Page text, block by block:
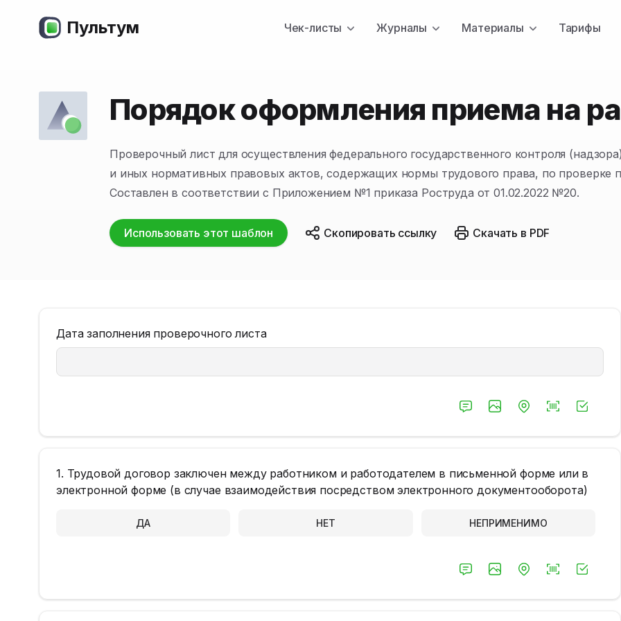
Пультум Чек-листы Журналы Материалы Тарифы
Порядок оформления приема на
Проверочный лист для осуществления федерального государственного контроля
и иных нормативных правовых актов, содержащих нормы трудового права, по проверке
Составлен в соответствии с Приложением №1 приказа Роструда от 01.02.2022 №20.
Использовать этот шаблон Скопировать ссылку Скачать в PDF
Дата заполнения проверочного листа
1. Трудовой договор заключен между работником и работодателем в письменной форме или в
электронной форме (в случае взаимодействия посредством электронного документооборота)
ДА НЕТ НЕПРИМЕНИМО